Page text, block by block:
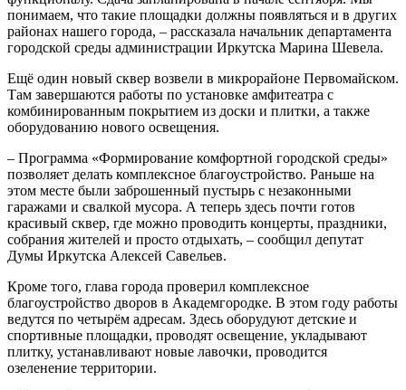
понимаем, что такие площадки должны появляться и в других
районах нашего города, – рассказала начальник департамента
городской среды администрации Иркутска Марина Шевела.
Ещё один новый сквер возвели в микрорайоне Первомайском.
Там завершаются работы по установке амфитеатра с
комбинированным покрытием из доски и плитки, а также
оборудованию нового освещения.
– Программа «Формирование комфортной городской среды»
позволяет делать комплексное благоустройство. Раньше на
этом месте были заброшенный пустырь с незаконными
гаражами и свалкой мусора. А теперь здесь почти готов
красивый сквер, где можно проводить концерты, праздники,
собрания жителей и просто отдыхать, – сообщил депутат
Думы Иркутска Алексей Савельев.
Кроме того, глава города проверил комплексное
благоустройство дворов в Академгородке. В этом году работы
ведутся по четырём адресам. Здесь оборудуют детские и
спортивные площадки, проводят освещение, укладывают
плитку, устанавливают новые лавочки, проводится
озеленение территории.